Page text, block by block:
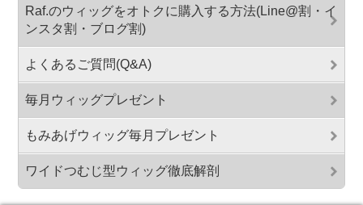
Raf.のウィッグをオトクに購入する方法(Line@割・イ
ンスタ割・ブログ割)
よくあるご質問(Q&A)
毎月ウィッグプレゼント
もみあげウィッグ毎月プレゼント
ワイドつむじ型ウィッグ徹底解剖